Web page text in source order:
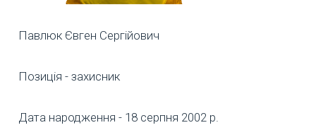
Павлюк Євген Сергійович
Позиція - захисник
Дата народження - 18 серпня 2002 р.